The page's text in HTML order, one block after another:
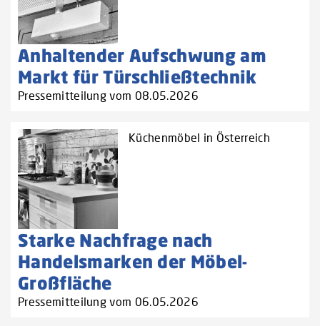
Anhaltender Aufschwung am
Markt für Türschließtechnik
Pressemitteilung vom 08.05.2026
Küchenmöbel in Österreich
Starke Nachfrage nach
Handelsmarken der Möbel-
Großfläche
Pressemitteilung vom 06.05.2026